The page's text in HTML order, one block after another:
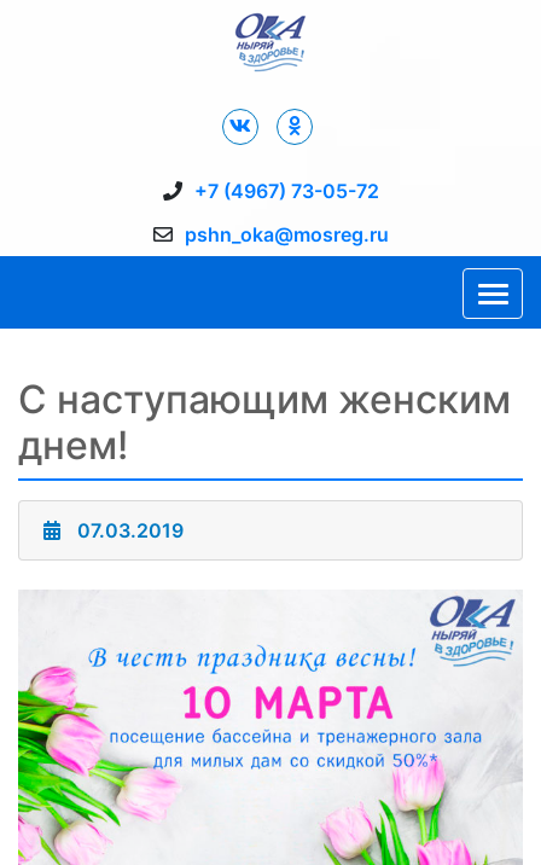
+7 (4967) 73-05-72
pshn_oka@mosreg.ru
С наступающим женским
днем!
07.03.2019